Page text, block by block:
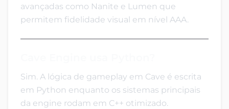
avançadas como Nanite e Lumen que
permitem fidelidade visual em nível AAA.
Sim. A lógica de gameplay em Cave é escrita
em Python enquanto os sistemas principais
da engine rodam em C++ otimizado.